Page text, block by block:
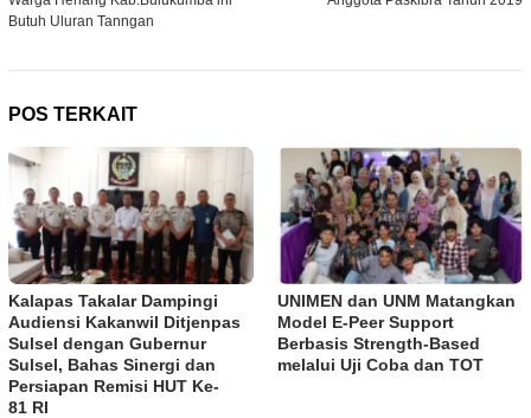
Butuh Uluran Tanngan
POS TERKAIT
Kalapas Takalar Dampingi
Audiensi Kakanwil Ditjenpas
Sulsel dengan Gubernur
Sulsel, Bahas Sinergi dan
Persiapan Remisi HUT Ke-
81 RI
UNIMEN dan UNM Matangkan
Model E-Peer Support
Berbasis Strength-Based
melalui Uji Coba dan TOT